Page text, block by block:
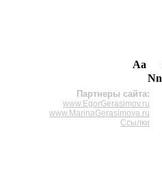
Aa
Nn
Партнеры сайта:
www.EgorGerasimov.ru
www.MarinaGerasimova.ru
Ссылки